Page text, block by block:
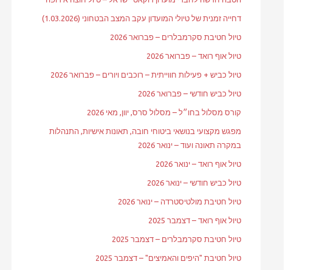
דחייה זמנית של טיולי המועדון עקב המצב הבטחוני (1.03.2026)
טיול חטיבת סקרמבלרים – פברואר 2026
טיול אוף רואד – פברואר 2026
טיול כביש + פעילות חווייתית – רוכבים ויורים – פברואר 2026
טיול כביש חודשי – פברואר 2026
קורס מסלול בחו״ל – מסלול סרס, יוון, מאי 2026
מפגש מקצועי בנושאי ביטוחי חובה, תאונות אישיות, התנהלות
במקרה תאונה ועוד – ינואר 2026
טיול אוף רואד – ינואר 2026
טיול כביש חודשי – ינואר 2026
טיול חטיבת מולטיסטרדה – ינואר 2026
טיול אוף רואד – דצמבר 2025
טיול חטיבת סקרמבלרים – דצמבר 2025
טיול חטיבת "היפים והאמיצים" – דצמבר 2025